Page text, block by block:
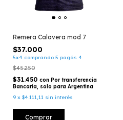
Remera Calavera mod 7
$37.000
5x4 comprando 5 pagás 4
$45.250
$31.450 con Por transferencia
Bancaria, solo para Argentina
9 x $4.111,11 sin interés
Comprar